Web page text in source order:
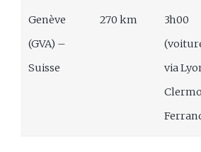
Genève
(GVA) –
Suisse
270 km
3h00
via